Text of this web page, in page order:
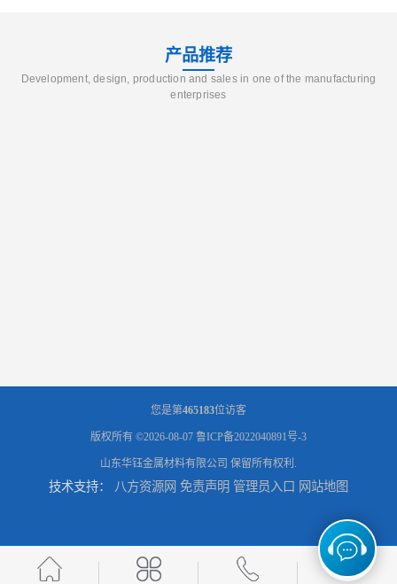
产品推荐
Development, design, production and sales in one of the manufacturing
enterprises
您是第465183位访客
版权所有 ©2026-08-07 鲁ICP备2022040891号-3
山东华钰金属材料有限公司 保留所有权利.
技术支持： 八方资源网 免责声明 管理员入口 网站地图